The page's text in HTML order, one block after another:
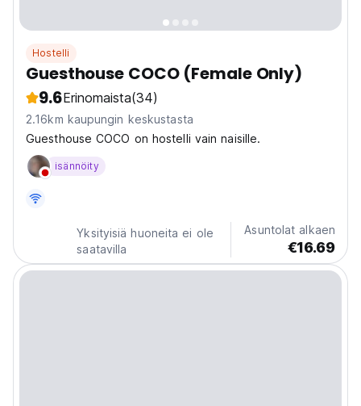
Hostelli
Guesthouse COCO (Female Only)
9.6Erinomaista(34)
2.16km kaupungin keskustasta
Guesthouse COCO on hostelli vain naisille.
isännöity
Yksityisiä huoneita ei ole
saatavilla
Asuntolat alkaen
€16.69